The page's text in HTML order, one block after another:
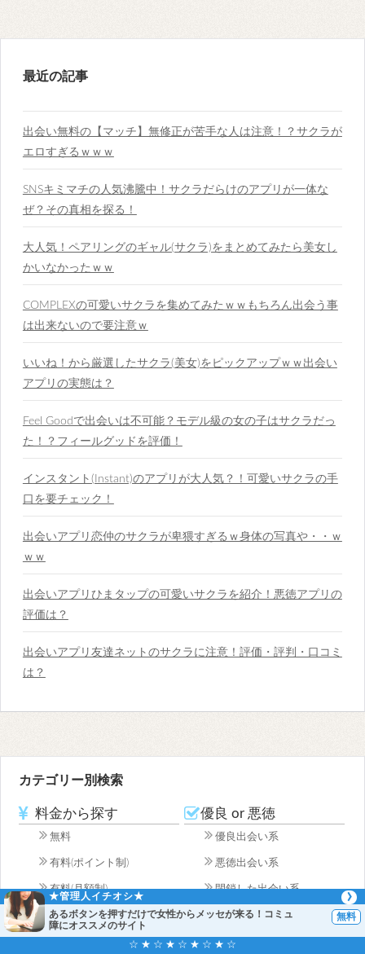
最近の記事
出会い無料の【マッチ】無修正が苦手な人は注意！？サクラが
エロすぎるｗｗｗ
SNSキミマチの人気沸騰中！サクラだらけのアプリが一体な
ぜ？その真相を探る！
大人気！ペアリングのギャル(サクラ)をまとめてみたら美女し
かいなかったｗｗ
COMPLEXの可愛いサクラを集めてみたｗｗもちろん出会う事
は出来ないので要注意ｗ
いいね！から厳選したサクラ(美女)をピックアップｗｗ出会い
アプリの実態は？
Feel Goodで出会いは不可能？モデル級の女の子はサクラだっ
た！？フィールグッドを評価！
インスタント(Instant)のアプリが大人気？！可愛いサクラの手
口を要チェック！
出会いアプリ恋仲のサクラが卑猥すぎるｗ身体の写真や・・ｗ
ｗｗ
出会いアプリひまタップの可愛いサクラを紹介！悪徳アプリの
評価は？
出会いアプリ友達ネットのサクラに注意！評価・評判・口コミ
は？
カテゴリー別検索
料金から探す
無料
有料(ポイント制)
有料(月額制)
優良 or 悪徳
優良出会い系
悪徳出会い系
閉鎖した出会い系
デバイスから探す
★管理人イチオシ★
あるボタンを押すだけで女性からメッセが来る！コミュ
障にオススメのサイト
☆ ★ ☆ ★ ☆ ★ ☆ ★ ☆